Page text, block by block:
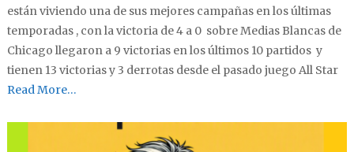
están viviendo una de sus mejores campañas en los últimas
temporadas , con la victoria de 4 a 0 sobre Medias Blancas de
Chicago llegaron a 9 victorias en los últimos 10 partidos y
tienen 13 victorias y 3 derrotas desde el pasado juego All Star
Read More…